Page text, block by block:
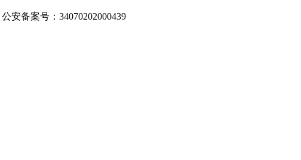
公安备案号：34070202000439